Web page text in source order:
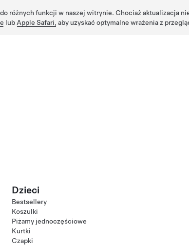
różnych funkcji w naszej witrynie. Chociaż aktualizacja
lub Apple Safari, aby uzyskać optymalne wrażenia z
Dzieci
Bestsellery
Koszulki
Piżamy jednoczęściowe
Kurtki
Czapki